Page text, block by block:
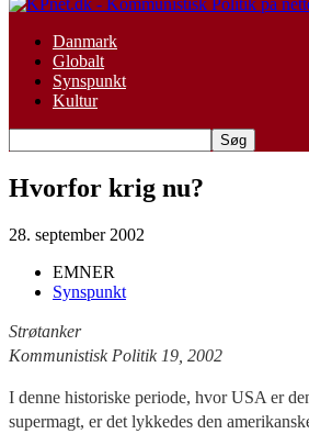
Danmark
Globalt
Synspunkt
Kultur
Hvorfor krig nu?
28. september 2002
EMNER
Synspunkt
Strøtanker
Kommunistisk Politik 19, 2002
I denne historiske periode, hvor USA er
supermagt, er det lykkedes den